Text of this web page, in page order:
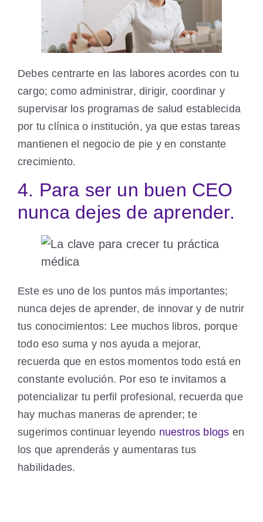
Debes centrarte en las labores acordes con tu
cargo; como administrar, dirigir, coordinar y
supervisar los programas de salud establecida
por tu clínica o institución, ya que estas tareas
mantienen el negocio de pie y en constante
crecimiento.
4. Para ser un buen CEO
nunca dejes de aprender.
Este es uno de los puntos más importantes;
nunca dejes de aprender, de innovar y de nutrir
tus conocimientos: Lee muchos libros, porque
todo eso suma y nos ayuda a mejorar,
recuerda que en estos momentos todo está en
constante evolución. Por eso te invitamos a
potencializar tu perfil profesional, recuerda que
hay muchas maneras de aprender; te
sugerimos continuar leyendo nuestros blogs en
los que aprenderás y aumentaras tus
habilidades.